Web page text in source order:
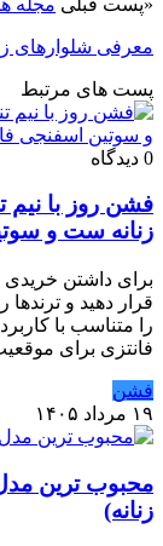
معرفی شلوارهای
پست های مرتبط
0 دیدگاه
فشن روز با نیم
زنانه ست و
برای داشتن خریدی
قرار دهید و ترندها
را متناسب با
فانتزی برای
فشن
۱۹ مرداد ۱۴۰۵
محبوب ترین
زنانه)